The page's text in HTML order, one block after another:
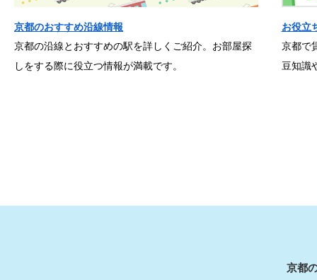
京都のおすすめ沿線情報
京都の沿線とおすすめの駅を詳しくご紹介。お部屋探
しをする際に役立つ情報が満載です。
お役立
京都で
豆知識
京都